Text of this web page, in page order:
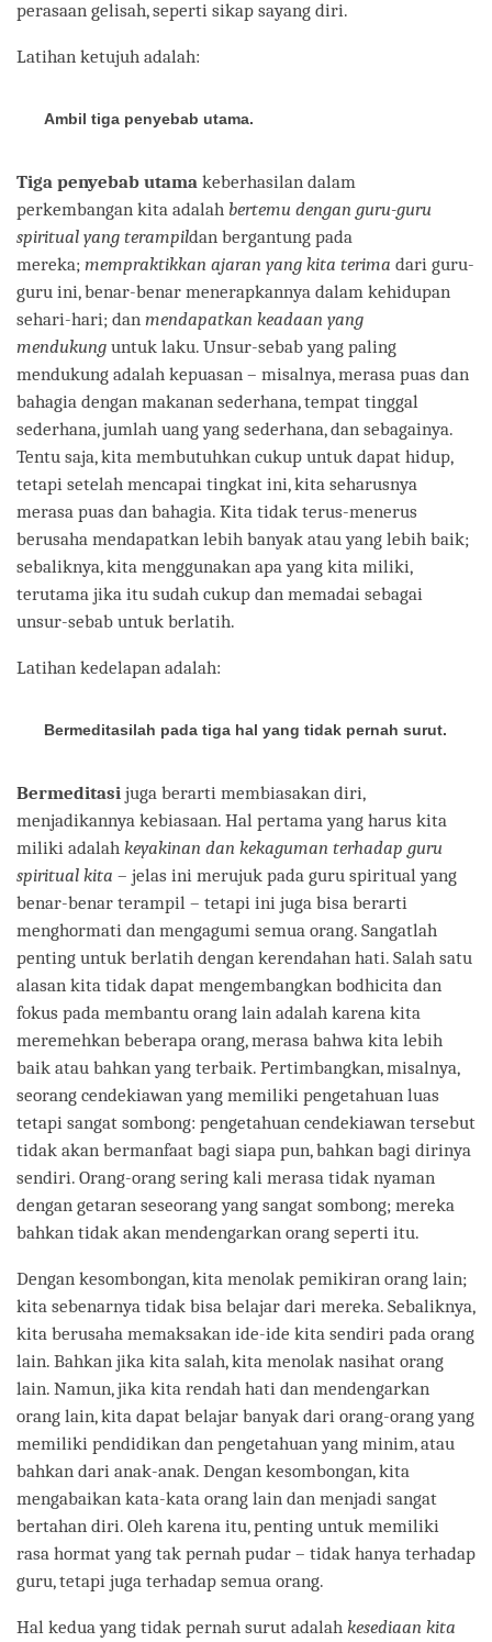
perasaan gelisah, seperti sikap sayang diri.
Latihan ketujuh adalah:
Ambil tiga penyebab utama.
Tiga penyebab utama keberhasilan dalam
perkembangan kita adalah bertemu dengan guru-guru
spiritual yang terampildan bergantung pada
mereka; mempraktikkan ajaran yang kita terima dari guru-
guru ini, benar-benar menerapkannya dalam kehidupan
sehari-hari; dan mendapatkan keadaan yang
mendukung untuk laku. Unsur-sebab yang paling
mendukung adalah kepuasan – misalnya, merasa puas dan
bahagia dengan makanan sederhana, tempat tinggal
sederhana, jumlah uang yang sederhana, dan sebagainya.
Tentu saja, kita membutuhkan cukup untuk dapat hidup,
tetapi setelah mencapai tingkat ini, kita seharusnya
merasa puas dan bahagia. Kita tidak terus-menerus
berusaha mendapatkan lebih banyak atau yang lebih baik;
sebaliknya, kita menggunakan apa yang kita miliki,
terutama jika itu sudah cukup dan memadai sebagai
unsur-sebab untuk berlatih.
Latihan kedelapan adalah:
Bermeditasilah pada tiga hal yang tidak pernah surut.
Bermeditasi juga berarti membiasakan diri,
menjadikannya kebiasaan. Hal pertama yang harus kita
miliki adalah keyakinan dan kekaguman terhadap guru
spiritual kita – jelas ini merujuk pada guru spiritual yang
benar-benar terampil – tetapi ini juga bisa berarti
menghormati dan mengagumi semua orang. Sangatlah
penting untuk berlatih dengan kerendahan hati. Salah satu
alasan kita tidak dapat mengembangkan bodhicita dan
fokus pada membantu orang lain adalah karena kita
meremehkan beberapa orang, merasa bahwa kita lebih
baik atau bahkan yang terbaik. Pertimbangkan, misalnya,
seorang cendekiawan yang memiliki pengetahuan luas
tetapi sangat sombong: pengetahuan cendekiawan tersebut
tidak akan bermanfaat bagi siapa pun, bahkan bagi dirinya
sendiri. Orang-orang sering kali merasa tidak nyaman
dengan getaran seseorang yang sangat sombong; mereka
bahkan tidak akan mendengarkan orang seperti itu.
Dengan kesombongan, kita menolak pemikiran orang lain;
kita sebenarnya tidak bisa belajar dari mereka. Sebaliknya,
kita berusaha memaksakan ide-ide kita sendiri pada orang
lain. Bahkan jika kita salah, kita menolak nasihat orang
lain. Namun, jika kita rendah hati dan mendengarkan
orang lain, kita dapat belajar banyak dari orang-orang yang
memiliki pendidikan dan pengetahuan yang minim, atau
bahkan dari anak-anak. Dengan kesombongan, kita
mengabaikan kata-kata orang lain dan menjadi sangat
bertahan diri. Oleh karena itu, penting untuk memiliki
rasa hormat yang tak pernah pudar – tidak hanya terhadap
guru, tetapi juga terhadap semua orang.
Hal kedua yang tidak pernah surut adalah kesediaan kita